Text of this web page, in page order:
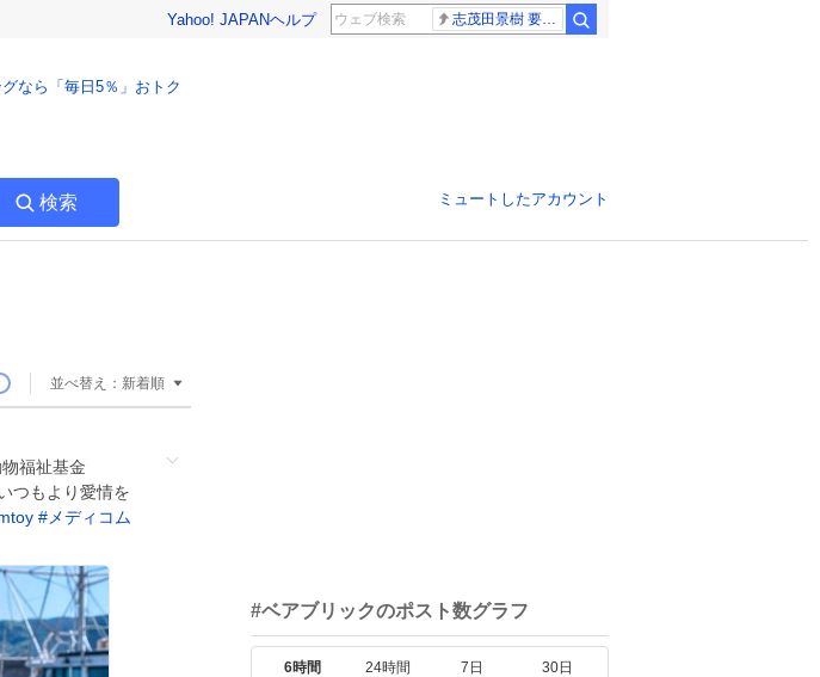
Yahoo! JAPANヘルプ 志茂田景樹 要介護5
なら「毎日5％」おトク
検索 ミュートしたアカウント
並べ替え： 新着順
福祉基金
つもより愛情を
# メディコム
#ベアブリックのポスト数グラフ
6時間 24時間 7日 30日